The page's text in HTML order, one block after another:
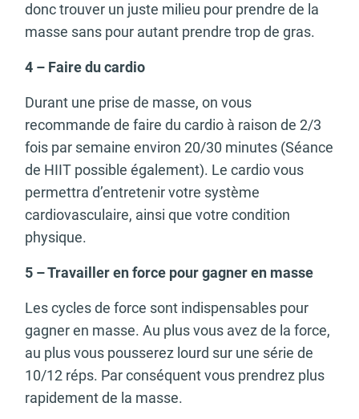
donc trouver un juste milieu pour prendre de la
masse sans pour autant prendre trop de gras.
4 – Faire du cardio
Durant une prise de masse, on vous
recommande de faire du cardio à raison de 2/3
fois par semaine environ 20/30 minutes (Séance
de HIIT possible également). Le cardio vous
permettra d’entretenir votre système
cardiovasculaire, ainsi que votre condition
physique.
5 – Travailler en force pour gagner en masse
Les cycles de force sont indispensables pour
gagner en masse. Au plus vous avez de la force,
au plus vous pousserez lourd sur une série de
10/12 réps. Par conséquent vous prendrez plus
rapidement de la masse.